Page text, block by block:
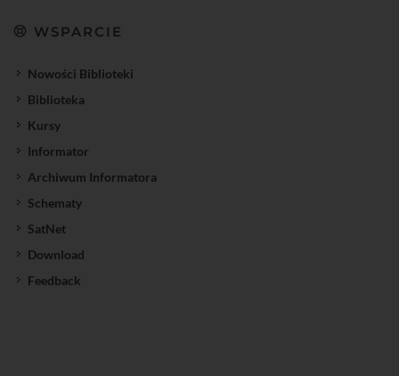
WSPARCIE
Nowości Biblioteki
Biblioteka
Kursy
Informator
Archiwum Informatora
Schematy
SatNet
Download
Feedback